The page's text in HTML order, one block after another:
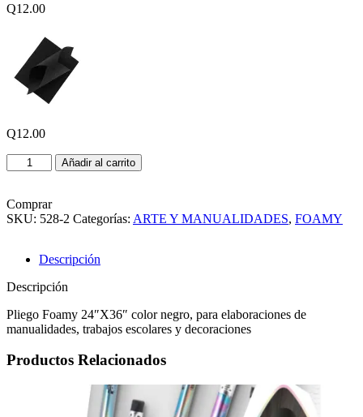
Q12.00
Q12.00
PLIEGO
FOAMY
NEGRO
cantidad
Añadir al carrito
Comprar
SKU: 528-2 Categorías: ARTE Y MANUALIDADES, FOAMY
Descripción
Descripción
Pliego Foamy 24″X36″ color negro, para elaboraciones de
manualidades, trabajos escolares y decoraciones
Productos Relacionados